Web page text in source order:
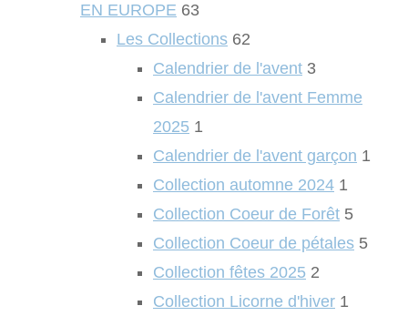
EN EUROPE 63
Les Collections 62
Calendrier de l'avent 3
Calendrier de l'avent Femme
2025 1
Calendrier de l'avent garçon 1
Collection automne 2024 1
Collection Coeur de Forêt 5
Collection Coeur de pétales 5
Collection fêtes 2025 2
Collection Licorne d'hiver 1